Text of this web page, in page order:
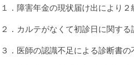
１．障害年金の現状届け出により
２．カルテがなくて初診日に関する
３．医師の認識不足による診断書